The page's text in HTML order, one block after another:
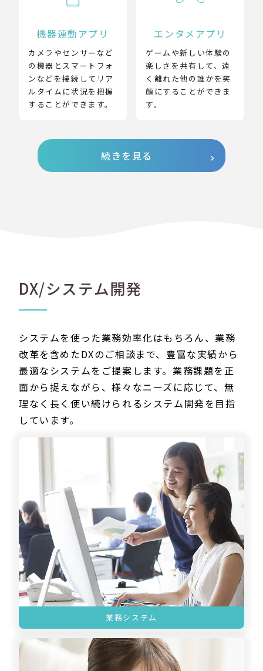
機器連動アプリ
カメラやセンサーなど
の機器とスマートフォ
ンなどを接続してリア
ルタイムに状況を把握
することができます。
エンタメアプリ
ゲームや新しい体験の
楽しさを共有して、遠
く離れた他の誰かを笑
顔にすることができま
す。
続きを見る
DX/システム開発
システムを使った業務効率化はもちろん、業務
改革を含めたDXのご相談まで、豊富な実績から
最適なシステムをご提案します。業務課題を正
面から捉えながら、様々なニーズに応じて、無
理なく長く使い続けられるシステム開発を目指
しています。
業務システム